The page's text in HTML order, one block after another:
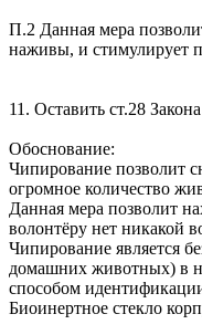
П.2 Данная мера
наживы, и стимулирует
11. Оставить ст.28
Обоснование:
Чипирование позволит
огромное количество
Данная мера позволит
волонтёру нет никакой
Чипирование является
домашних животных) в
способом
Биоинертное стекло